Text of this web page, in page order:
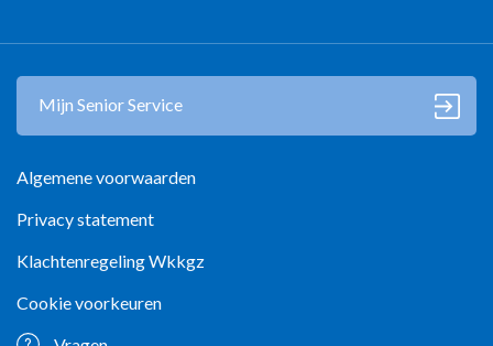
Algemene voorwaarden
Privacy statement
Klachtenregeling Wkkgz
Cookie voorkeuren
Mijn Senior Service